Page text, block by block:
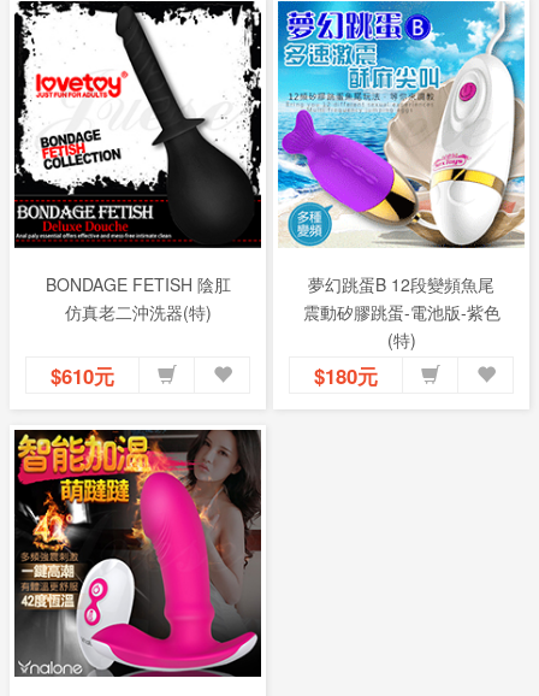
BONDAGE FETISH 陰肛
仿真老二沖洗器(特)
$610元
夢幻跳蛋B 12段變頻魚尾
震動矽膠跳蛋-電池版-紫色
(特)
$180元